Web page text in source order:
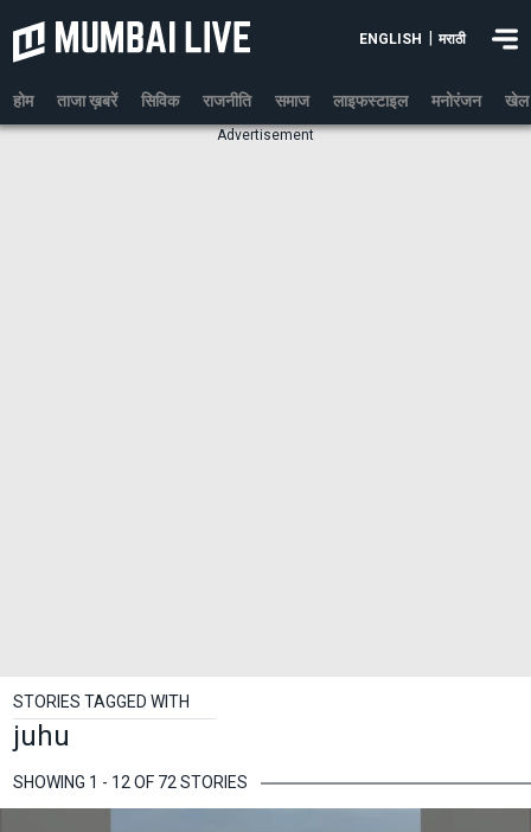
ENGLISH मराठी
होम ताजा ख़बरें सिविक राजनीति समाज लाइफस्टाइल मनोरंजन खेल
Advertisement
STORIES TAGGED WITH
juhu
SHOWING 1 - 12 OF 72 STORIES